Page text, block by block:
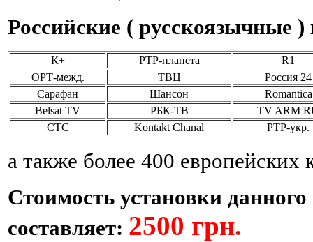
Российские ( русскоязычные
К+ РТР-планета
R1
ОРТ-межд.
ТВЦ
Россия 24
Сарафан
Шансон
Romantica
Belsat TV
РБК-ТВ
TV ARM
СТС
Kontakt Chanal РТР-укр.
а также более 400 европейских
Стоимость установки
составляет: 2500 грн.